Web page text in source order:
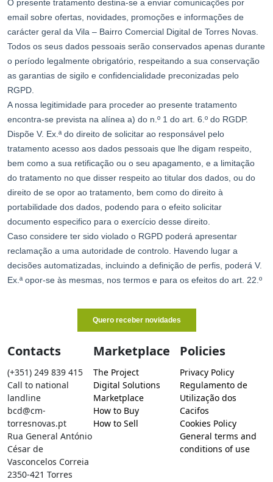
Contacts
(+351) 249 839 415
Call to national
landline
bcd@cm-
torresnovas.pt
Rua General António
César de
Vasconcelos Correia
2350-421 Torres
Marketplace
The Project
Digital Solutions
Marketplace
How to Buy
How to Sell
Policies
Privacy Policy
Regulamento de
Utilização dos
Cacifos
Cookies Policy
General terms and
conditions of use